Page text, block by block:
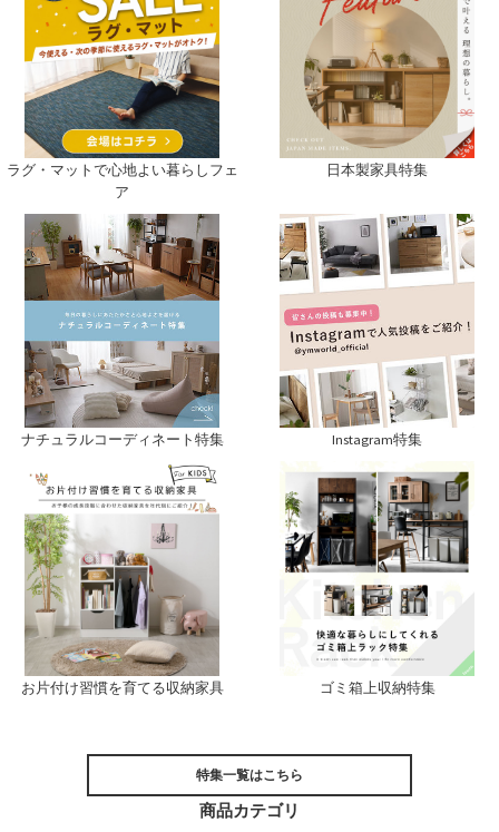
ラグ・マットで心地よい暮らしフェ
ア
日本製家具特集
ナチュラルコーディネート特集 Instagram特集
お片付け習慣を育てる収納家具 ゴミ箱上収納特集
特集一覧はこちら
商品カテゴリ